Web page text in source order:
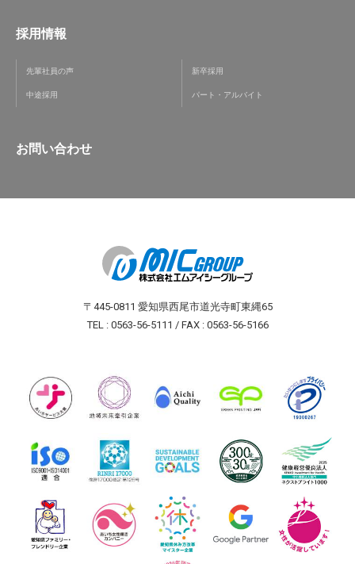
採用情報
先輩社員の声 新卒採用
中途採用 パート・アルバイト
お問い合わせ
〒445-0811 愛知県西尾市道光寺町東縄65
TEL : 0563-56-5111 / FAX : 0563-56-5166